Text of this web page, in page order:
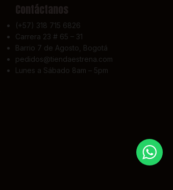
Contáctanos
(+57) 318 715 6826
Carrera 23 # 65 – 31
Barrio 7 de Agosto, Bogotá
pedidos@tiendaestrena.com
Lunes a Sábado 8am – 5pm